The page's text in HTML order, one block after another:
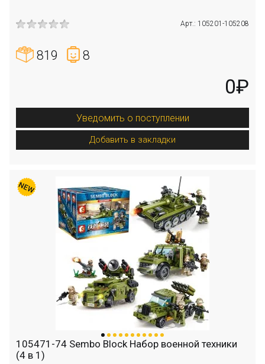
Арт.: 105201-105208
819 8
0₽
Уведомить о поступлении
Добавить в закладки
105471-74 Sembo Block Набор военной техники
(4 в 1)